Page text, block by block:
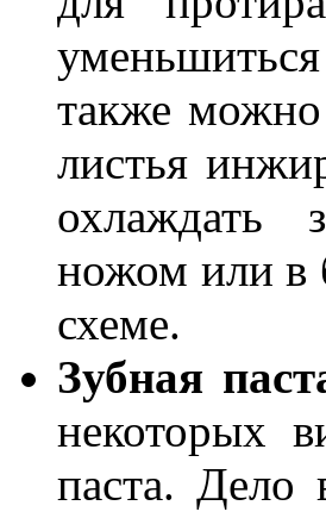
также можно
листья
охлаждать
ножом или в
схеме.
Зубная
некоторых
паста. Дело